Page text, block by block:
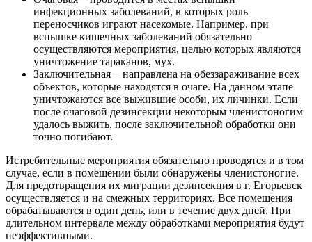
инфекционных заболеваний, в которых роль
переносчиков играют насекомые. Например, при
вспышке кишечных заболеваний обязательно
осуществляются мероприятия, целью которых являются
уничтожение тараканов, мух.
Заключительная − направлена на обеззараживание всех
объектов, которые находятся в очаге. На данном этапе
уничтожаются все выжившие особи, их личинки. Если
после очаговой дезинсекции некоторым членистоногим
удалось выжить, после заключительной обработки они
точно погибают.
Истребительные мероприятия обязательно проводятся и в том
случае, если в помещении были обнаружены членистоногие.
Для предотвращения их миграции дезинсекция в г. Егорьевск
осуществляется и на смежных территориях. Все помещения
обрабатываются в один день, или в течение двух дней. При
длительном интервале между обработками мероприятия будут
неэффективными.